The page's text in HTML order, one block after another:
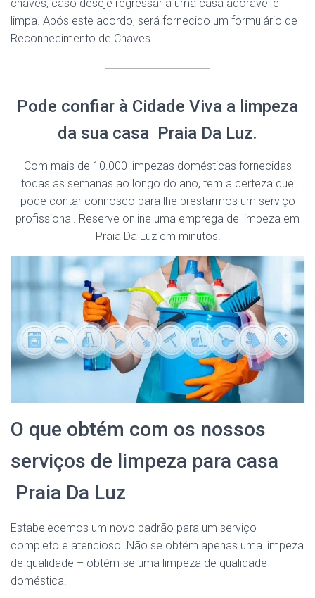
chaves, caso deseje regressar a uma casa adorável e
limpa. Após este acordo, será fornecido um formulário de
Reconhecimento de Chaves.
Pode confiar à Cidade Viva a limpeza
da sua casa Praia Da Luz.
Com mais de 10.000 limpezas domésticas fornecidas
todas as semanas ao longo do ano, tem a certeza que
pode contar connosco para lhe prestarmos um serviço
profissional. Reserve online uma emprega de limpeza em
Praia Da Luz em minutos!
O que obtém com os nossos
serviços de limpeza para casa
Praia Da Luz
Estabelecemos um novo padrão para um serviço
completo e atencioso. Não se obtém apenas uma limpeza
de qualidade – obtém-se uma limpeza de qualidade
doméstica.